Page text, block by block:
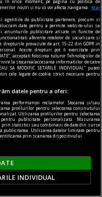
costă sub un euro.
destinații din 2026
rece la final de zi,
când temperaturile
extreme. Iar un
de la Deutsche
este orașul de pe
ieftină bere din
noștri și nu vă vor afecta navigarea.
Mai
agentiile de publicitate partenere, precum si
date pentru a permite website-ului sa
anunturile publicitare afisate in functie de
aferente retelelor de socializare si
prevazute de art. 15-22 din GDPR in
Aceste drepturi pot fi exercitate prin
acceptati folosirea tuturor Tehnologiilor de
la stocarea/accesarea informatiilor de catre
SA MODIFIC SETARILE INDIVIDUAL” puteti
cele legate de cookie strict necesare pentru
datele pentru a oferi:
performanței reclamelor. Stocarea și/sau
profilurilor pentru selectarea conținutului
Utilizarea profilurilor pentru selectarea
publicitate personalizată. Măsurarea
statistici sau combinații de date din surse
publicitatea. Utilizarea datelor limitate pentru
prin scanarea dispozitivului.
INDIVIDUAL